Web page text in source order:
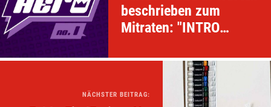
beschrieben zum
Mitraten: "INTRO
NÄCHSTER BEITRAG: